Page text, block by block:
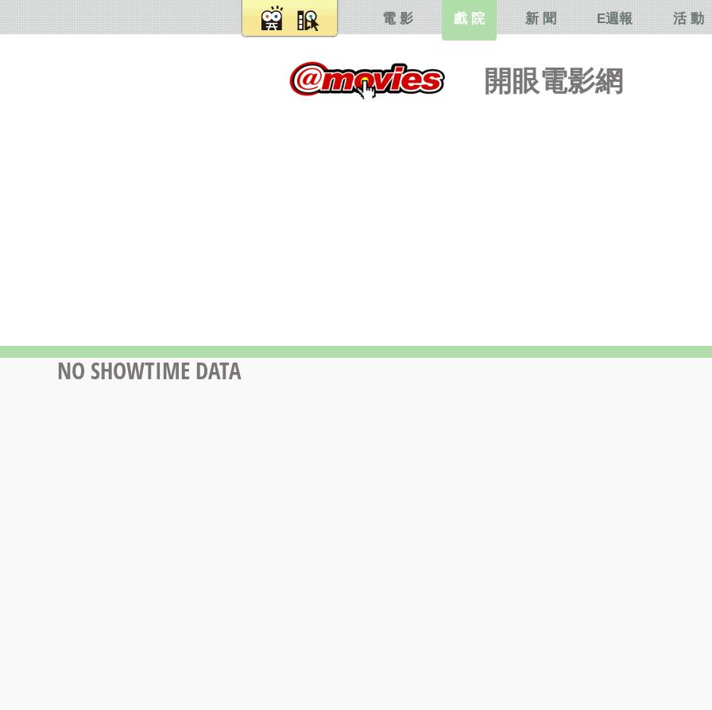
開眼電影網
電 影 戲 院 新 聞 E週報 活 動
NO SHOWTIME DATA